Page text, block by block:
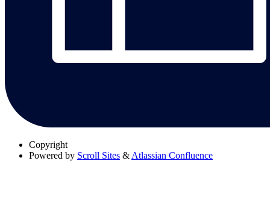
Copyright
Powered by Scroll Sites & Atlassian Confluence